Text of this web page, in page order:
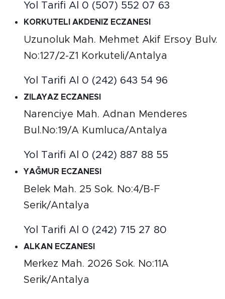
Yol Tarifi Al 0 (507) 552 07 63
KORKUTELI AKDENIZ ECZANESI
Uzunoluk Mah. Mehmet Akif Ersoy Bulv.
No:127/2-Z1 Korkuteli/Antalya
Yol Tarifi Al 0 (242) 643 54 96
ZILAYAZ ECZANESI
Narenciye Mah. Adnan Menderes
Bul.No:19/A Kumluca/Antalya
Yol Tarifi Al 0 (242) 887 88 55
YAĞMUR ECZANESI
Belek Mah. 25 Sok. No:4/B-F
Serik/Antalya
Yol Tarifi Al 0 (242) 715 27 80
ALKAN ECZANESI
Merkez Mah. 2026 Sok. No:11A
Serik/Antalya